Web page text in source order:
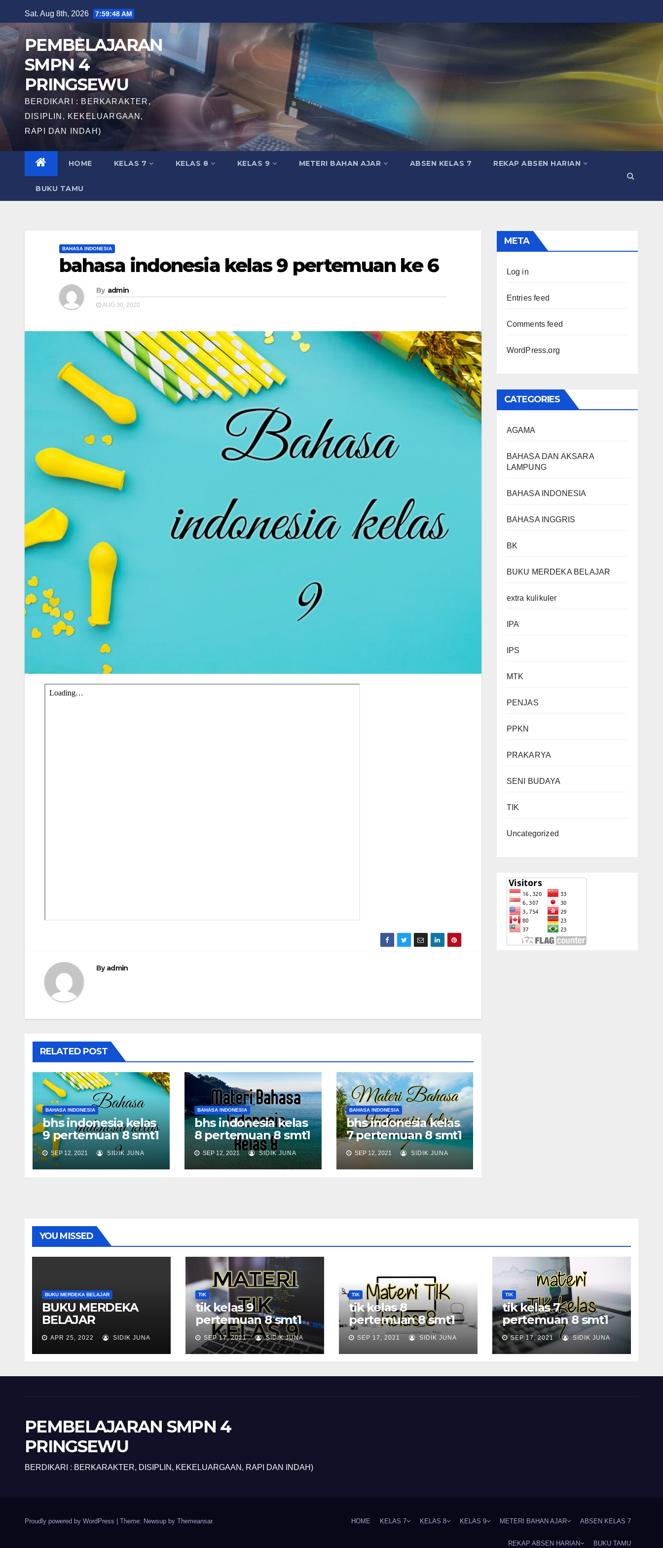
to
content
Sat. Aug 8th, 2026 7:59:49 AM
PEMBELAJARAN
SMPN 4
PRINGSEWU
BERDIKARI : BERKARAKTER,
DISIPLIN, KEKELUARGAAN,
RAPI DAN INDAH)
HOME KELAS 7 KELAS 8 KELAS 9 METERI BAHAN AJAR ABSEN KELAS 7 REKAP ABSEN HARIAN
BUKU TAMU
BAHASA INDONESIA
bahasa indonesia kelas 9 pertemuan ke 6
By admin
AUG 30, 2020
Byadmin
RELATED POST
BAHASA INDONESIA
bhs indonesia kelas
9 pertemuan 8 smt1
SEP 12, 2021 SIDIK JUNA
BAHASA INDONESIA
bhs indonesia kelas
8 pertemuan 8 smt1
SEP 12, 2021 SIDIK JUNA
BAHASA INDONESIA
bhs indonesia kelas
7 pertemuan 8 smt1
SEP 12, 2021 SIDIK JUNA
META
Log in
Entries feed
Comments feed
WordPress.org
CATEGORIES
AGAMA
BAHASA DAN AKSARA
LAMPUNG
BAHASA INDONESIA
BAHASA INGGRIS
BK
BUKU MERDEKA BELAJAR
extra kulikuler
IPA
IPS
MTK
PENJAS
PPKN
PRAKARYA
SENI BUDAYA
TIK
Uncategorized
YOU MISSED
BUKU MERDEKA BELAJAR
BUKU MERDEKA
BELAJAR
APR 25, 2022 SIDIK JUNA
TIK
tik kelas 9
pertemuan 8 smt1
SEP 17, 2021 SIDIK JUNA
TIK
tik kelas 8
pertemuan 8 smt1
SEP 17, 2021 SIDIK JUNA
TIK
tik kelas 7
pertemuan 8 smt1
SEP 17, 2021 SIDIK JUNA
PEMBELAJARAN SMPN 4
PRINGSEWU
BERDIKARI : BERKARAKTER, DISIPLIN, KEKELUARGAAN, RAPI DAN INDAH)
Proudly powered by WordPress Theme: Newsup by Themeansar. HOME KELAS 7 KELAS 8 KELAS 9 METERI BAHAN AJAR ABSEN KELAS 7
REKAP ABSEN HARIAN BUKU TAMU